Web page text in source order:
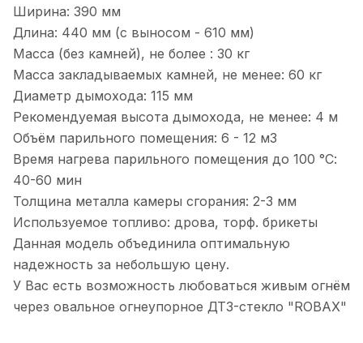
Ширина: 390 мм
Длина: 440 мм (с выносом - 610 мм)
Масса (без камней), не более : 30 кг
Масса закладываемых камней, не менее: 60 кг
Диаметр дымохода: 115 мм
Рекомендуемая высота дымохода, не менее: 4 м
Объём парильного помещения: 6 - 12 м3
Время нагрева парильного помещения до 100 °С:
40-60 мин
Толщина металла камеры сгорания: 2-3 мм
Используемое топливо: дрова, торф. брикеты
Данная модель объединила оптимальную
надежность за небольшую цену.
У Вас есть возможность любоваться живым огнём
через овальное огнеупорное ДТ3-стекло "ROBAX"